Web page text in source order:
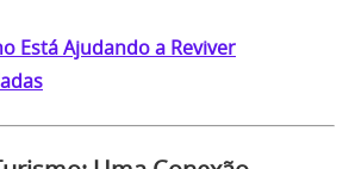
Está Ajudando a Reviver